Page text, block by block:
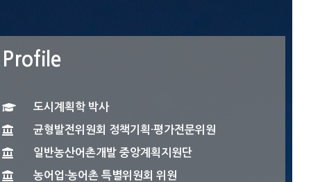
Profile
도시계획학 박사
균형발전위원회 정책기획·평가전문위원
일반농산어촌개발 중앙계획지원단
농어업·농어촌 특별위원회 위원